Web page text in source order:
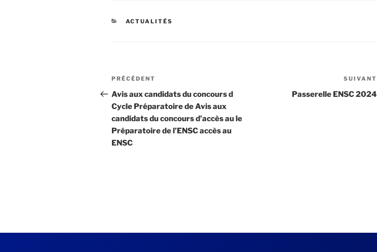
CATÉGORIES
ACTUALITÉS
Navigation
de
l’article
Article
précédent
PRÉCÉDENT
Avis aux candidats du concours d
Cycle Préparatoire de Avis aux
candidats du concours d’accès au le
Préparatoire de l’ENSC accès au
ENSC
SUIVANT
Passerelle ENSC 2024